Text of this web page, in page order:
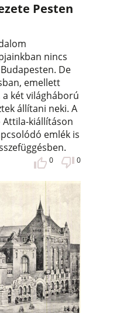
Pesten
nincs
De
emellett
a két világháború
állítani neki. A
Attila-kiállításon
emlék is
0 0